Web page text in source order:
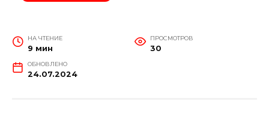
НА ЧТЕНИЕ
9 мин
ПРОСМОТРОВ
30
ОБНОВЛЕНО
24.07.2024